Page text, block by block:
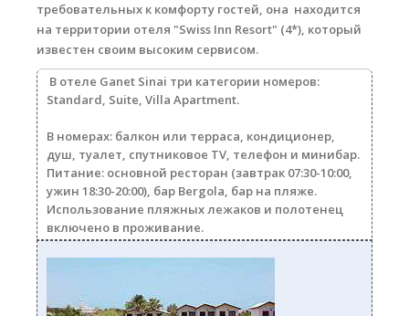
требовательных к комфорту гостей, она находится
на территории отеля "Swiss Inn Resort" (4*), который
известен своим высоким сервисом.
В отеле Ganet Sinai три категории номеров:
Standard, Suite, Villa Apartment.
В номерах: балкон или терраса, кондиционер,
душ, туалет, спутниковое TV, телефон и минибар.
Питание: основной ресторан (завтрак 07:30-10:00,
ужин 18:30-20:00), бар Bergola, бар на пляже.
Использование пляжных лежаков и полотенец
включено в проживание.
villa250i.jpg